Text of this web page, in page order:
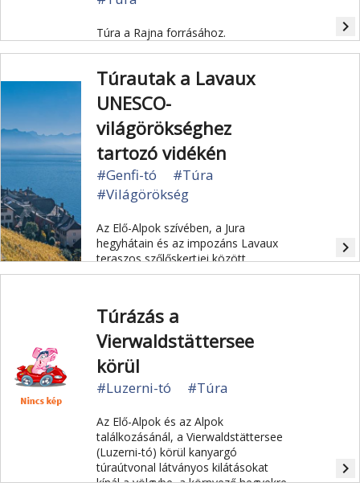
Túra a Rajna forrásához. navigate_next
Túrautak a Lavaux
UNESCO-
világörökséghez
tartozó vidékén
#Genfi-tó
#Túra
#Világörökség
Az Elő-Alpok szívében, a Jura
hegyhátain és az impozáns Lavaux
teraszos szőlőskertjei között
hangulatos sétaútvonalak egész
indulhatnak, hiszen az egész
országban hivatalos jelzéssel
rendelkezik minden túraútvonal.
navigate_next
Túrázás a
Vierwaldstättersee
körül
#Luzerni-tó #Túra
Az Elő-Alpok és az Alpok
találkozásánál, a Vierwaldstättersee
(Luzerni-tó) körül kanyargó
túraútvonal látványos kilátásokat
kínál a völgybe, a környező hegyekre
navigate_next